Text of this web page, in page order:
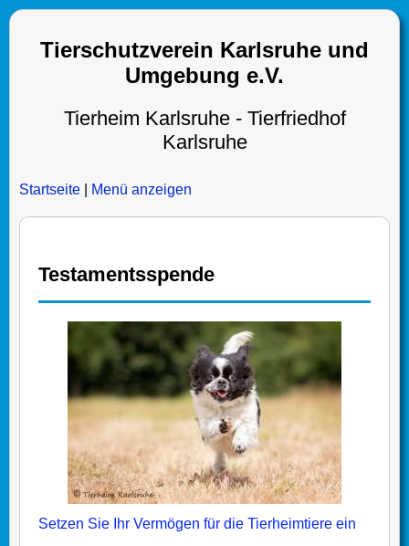
Tierschutzverein Karlsruhe und
Umgebung e.V.
Tierheim Karlsruhe - Tierfriedhof
Karlsruhe
Startseite Menü anzeigen
Testamentsspende
Setzen Sie Ihr Vermögen für die Tierheimtiere ein